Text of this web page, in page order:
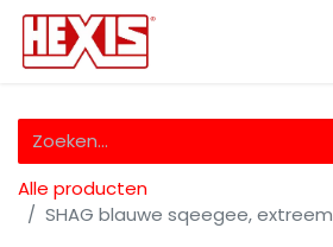
Alle producten
SHAG blauwe sqeegee,